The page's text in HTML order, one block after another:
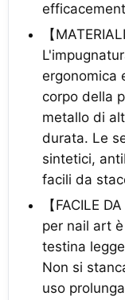
【
ergonomica
corpo della
metallo di
durata. Le
sintetici,
facili da
【FACILE
per nail art
testina
Non si
uso